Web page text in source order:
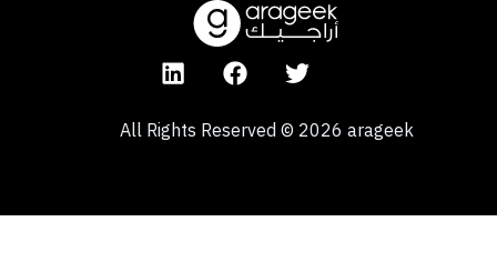
All Rights Reserved© 2026 arageek